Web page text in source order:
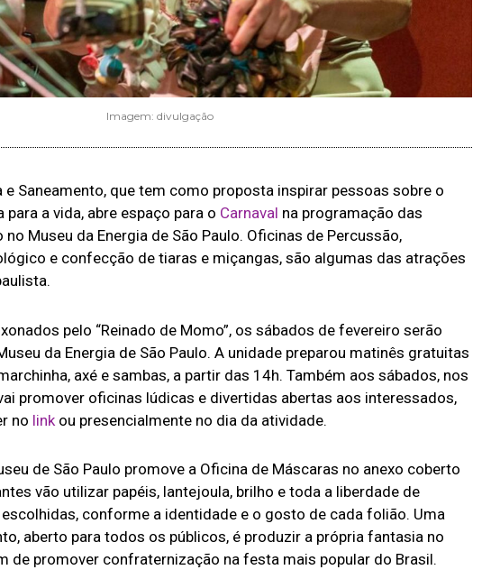
Imagem: divulgação
e Saneamento, que tem como proposta inspirar pessoas sobre o
para a vida, abre espaço para o Carnaval na programação das
Museu da Energia de São Paulo. Oficinas de Percussão,
e confecção de tiaras e miçangas, são algumas das atrações
pelo “Reinado de Momo”, os sábados de fevereiro serão
da Energia de São Paulo. A unidade preparou matinês gratuitas
axé e sambas, a partir das 14h. Também aos sábados, nos
promover oficinas lúdicas e divertidas abertas aos interessados,
no link ou presencialmente no dia da atividade.
de São Paulo promove a Oficina de Máscaras no anexo coberto
vão utilizar papéis, lantejoula, brilho e toda a liberdade de
conforme a identidade e o gosto de cada folião. Uma
aberto para todos os públicos, é produzir a própria fantasia no
de promover confraternização na festa mais popular do Brasil.